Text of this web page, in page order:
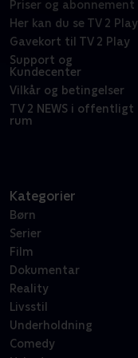
Priser og abonnement
Her kan du se TV 2 Play
Gavekort til TV 2 Play
Support og
Kundecenter
Vilkår og betingelser
TV 2 NEWS i offentligt
rum
Kategorier
Børn
Serier
Film
Dokumentar
Reality
Livsstil
Underholdning
Comedy